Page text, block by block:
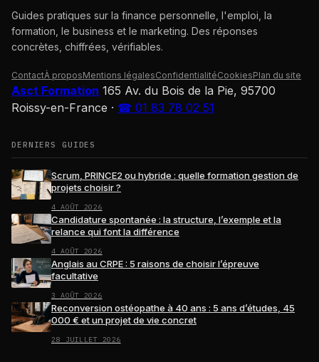
Guides pratiques sur la finance personnelle, l'emploi, la
formation, le business et le marketing. Des réponses
concrètes, chiffrées, vérifiables.
ContactÀ proposMentions légalesConfidentialitéCookiesPlan du site
Asct Formation 165 Av. du Bois de la Pie, 95700
Roissy-en-France · ☎ 01 83 78 02 51
DERNIERS GUIDES
Scrum, PRINCE2 ou hybride : quelle formation gestion de
projets choisir ?
4 AOÛT 2026
Candidature spontanée : la structure, l’exemple et la
relance qui font la différence
4 AOÛT 2026
Anglais au CRPE : 5 raisons de choisir l’épreuve
facultative
3 AOÛT 2026
Reconversion ostéopathe à 40 ans : 5 ans d’études, 45
000 € et un projet de vie concret
28 JUILLET 2026